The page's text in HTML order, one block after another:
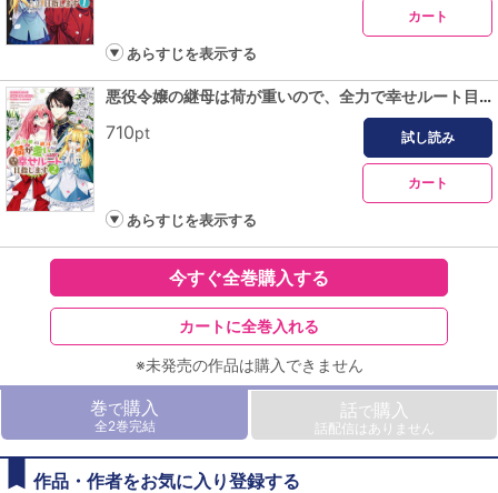
カート
あらすじを表示する
悪役令嬢の継母は荷が重いので、全力で幸せルート目指します 2
710pt 試し読み
カート
あらすじを表示する
今すぐ全巻購入する
カートに全巻入れる
※未発売の作品は購入できません
巻で購入
全2巻完結
話で購入
話配信はありません
作品・作者をお気に入り登録する